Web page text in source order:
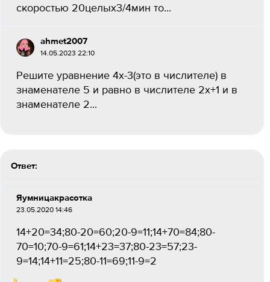
скоростью 20целых3/4мин то...
ahmet2007
14.05.2023 22:10
Решите уравнение 4х-3(это в числителе) в
знаменателе 5 и равно в числителе 2х+1 и в
знаменателе 2...
Ответ:
Яумницакрасотка
23.05.2020 14:46
14+20=34;80-20=60;20-9=11;14+70=84;80-
70=10;70-9=61;14+23=37;80-23=57;23-
9=14;14+11=25;80-11=69;11-9=2